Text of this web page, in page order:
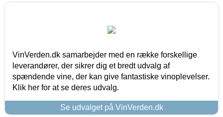
VinVerden.dk samarbejder med en række forskellige
leverandører, der sikrer dig et bredt udvalg af
spændende vine, der kan give fantastiske vinoplevelser.
Klik her for at se deres udvalg.
Se udvalget på VinVerden.dk